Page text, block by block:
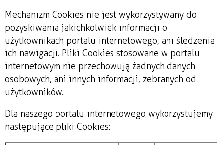
Mechanizm Cookies nie jest wykorzystywany do
pozyskiwania jakichkolwiek informacji o
użytkownikach portalu internetowego, ani śledzenia
ich nawigacji. Pliki Cookies stosowane w portalu
internetowym nie przechowują żadnych danych
osobowych, ani innych informacji, zebranych od
użytkowników.
Dla naszego portalu internetowego wykorzystujemy
następujące pliki Cookies: